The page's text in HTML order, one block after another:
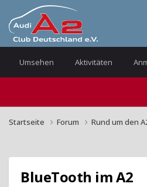
Umsehen Aktivitäten
Startseite Forum Rund um den
BlueTooth im A2